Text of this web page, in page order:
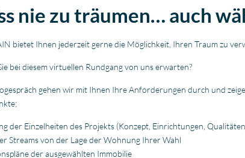
nie zu träumen… auch
bietet Ihnen jederzeit gerne die Möglichkeit, Ihren Traum zu
bei diesem virtuellen Rundgang von uns erwarten?
gehen wir mit Ihnen Ihre Anforderungen durch und
der Einzelheiten des Projekts (Konzept, Einrichtungen,
Streams von der Lage der Wohnung Ihrer Wahl
der ausgewählten Immobilie